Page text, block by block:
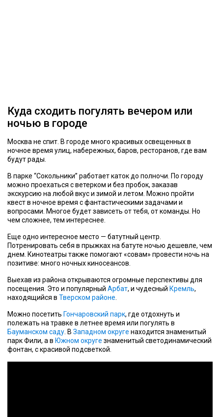
Куда сходить погулять вечером или
ночью в городе
Москва не спит. В городе много красивых освещенных в
ночное время улиц, набережных, баров, ресторанов, где вам
будут рады.
В парке “Сокольники” работает каток до полночи. По городу
можно проехаться с ветерком и без пробок, заказав
экскурсию на любой вкус и зимой и летом. Можно пройти
квест в ночное время с фантастическими задачами и
вопросами. Многое будет зависеть от тебя, от команды. Но
чем сложнее, тем интереснее.
Еще одно интересное место — батутный центр.
Потренировать себя в прыжках на батуте ночью дешевле, чем
днем. Кинотеатры также помогают «совам» провести ночь на
позитиве: много ночных киносеансов.
Выехав из района открываются огромные перспективы для
посещения. Это и популярный Арбат, и чудесный Кремль,
находящийся в Тверском районе
Можно посетить Гончаровский парк, где отдохнуть и
полежать на травке в летнее время или погулять в
Бауманском саду . В Западном округе находится знаменитый
парк Фили, а в Южном округе знаменитый светодинамический
фонтан, с красивой подсветкой.